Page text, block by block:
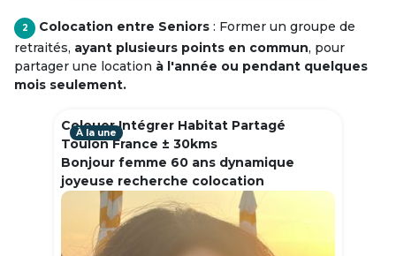
2 Colocation entre Seniors : Former un groupe de
retraités, ayant plusieurs points en commun, pour
partager une location à l'année ou pendant quelques
mois seulement.
Colouer Intégrer Habitat Partagé
Toulon France ± 30kms
Bonjour femme 60 ans dynamique
joyeuse recherche colocation
À la une